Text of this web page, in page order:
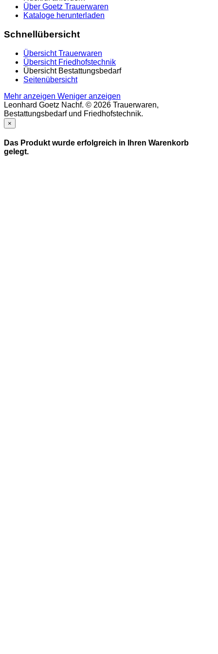
Über Goetz Trauerwaren
Kataloge herunterladen
Schnellübersicht
Übersicht Trauerwaren
Übersicht Friedhofstechnik
Übersicht Bestattungsbedarf
Seitenübersicht
Mehr anzeigen Weniger anzeigen
Leonhard Goetz Nachf. © 2026 Trauerwaren,
Bestattungsbedarf und Friedhofstechnik.
×
Das Produkt wurde erfolgreich in Ihren Warenkorb
gelegt.